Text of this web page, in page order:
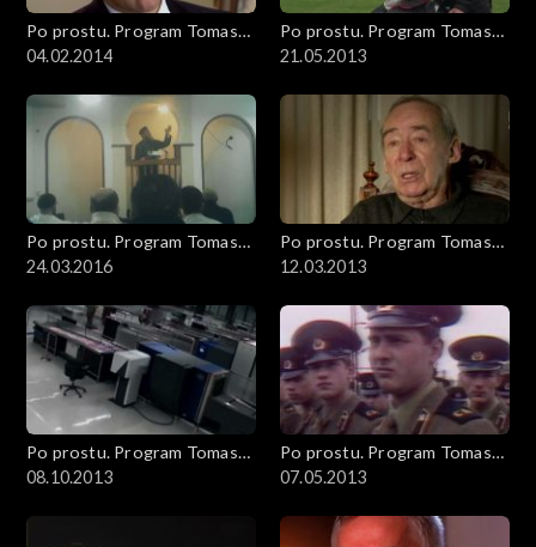
Po prostu. Program Tomasza
Sekielskiego
04.02.2014
Po prostu. Program Tomasza
Sekielskiego
21.05.2013
Po prostu. Program Tomasza
Sekielskiego
24.03.2016
Po prostu. Program Tomasza
Sekielskiego
12.03.2013
Po prostu. Program Tomasza
Sekielskiego
08.10.2013
Po prostu. Program Tomasza
Sekielskiego
07.05.2013